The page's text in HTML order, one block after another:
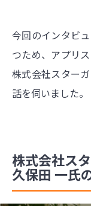
今回のインタビ
つため、アプリ
株式会社スター
話を伺いました。
株式会社ス
久保田 一氏